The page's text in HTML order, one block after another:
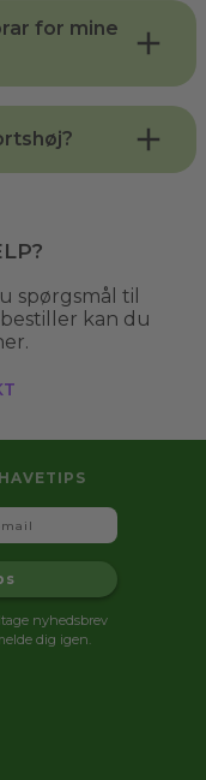
for mine
spørgsmål til
kan du
nyhedsbrev
dig igen.